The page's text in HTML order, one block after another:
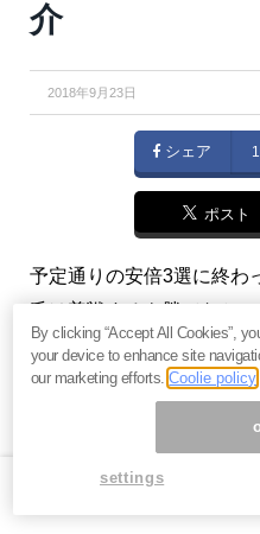
介
2018年9月23日
シェア
ポスト
予定通りの安倍3選に終わ
氏は善戦するも勝てなか
り返りながら、今後の日
えたい。（『元ファンドマ
By clicking “Accept All Cookies”,
your device to enhance site
our marketing efforts.Coolie policy
settings